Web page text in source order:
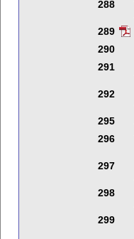
288
289
290
291
292
295
296
297
298
299